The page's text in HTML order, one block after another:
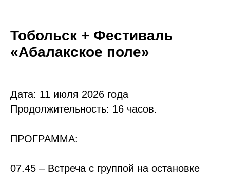
Тобольск + Фестиваль
«Абалакское поле»
Дата: 11 июля 2026 года
Продолжительность: 16 часов.
ПРОГРАММА:
07.45 – Встреча с группой на остановке